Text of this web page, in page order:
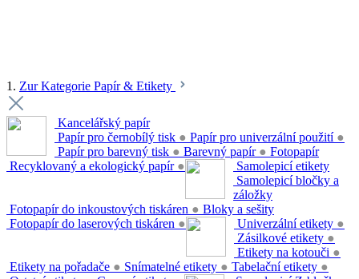
1. Zur Kategorie Papír & Etikety
Kancelářský papír
Papír pro černobílý tisk ● Papír pro univerzální použití ●
Papír pro barevný tisk ● Barevný papír ●
Recyklovaný a ekologický papír ●
Fotopapír
Fotopapír do inkoustových tiskáren ●
Fotopapír do laserových tiskáren ●
Samolepicí etikety
Univerzální etikety ●
Zásilkové etikety ●
Etikety na kotouči ●
Etikety na pořadače ● Snímatelné etikety ● Tabelační etikety ●
Samolepicí bločky a
záložky
Bloky a sešity